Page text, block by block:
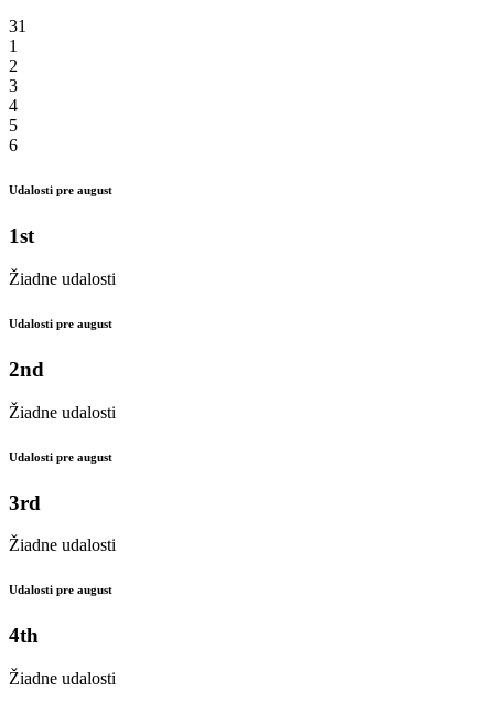
31
1
2
3
4
5
6
Udalosti pre august
1st
Žiadne udalosti
Udalosti pre august
2nd
Žiadne udalosti
Udalosti pre august
3rd
Žiadne udalosti
Udalosti pre august
4th
Žiadne udalosti